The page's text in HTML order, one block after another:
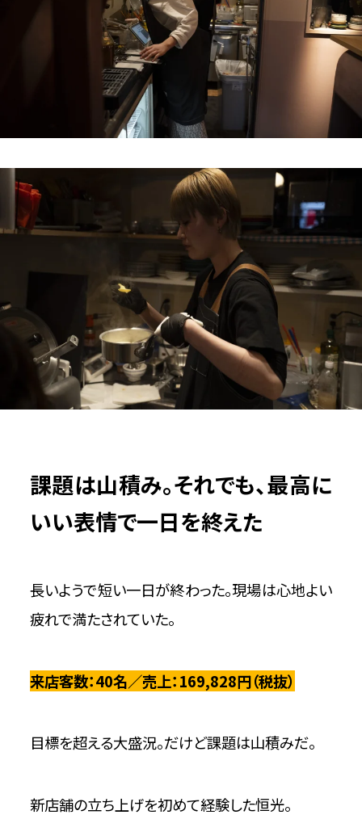
課題は山積み。それでも、最高に
いい表情で一日を終えた
長いようで短い一日が終わった。現場は心地よい
疲れで満たされていた。
来店客数：40名／売上：169,828円（税抜）
目標を超える大盛況。だけど課題は山積みだ。
新店舗の立ち上げを初めて経験した恒光。